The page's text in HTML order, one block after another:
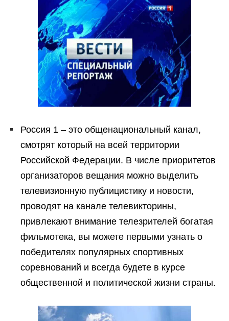
Россия 1 – это общенациональный канал,
смотрят который на всей территории
Российской Федерации. В числе приоритетов
организаторов вещания можно выделить
телевизионную публицистику и новости,
проводят на канале телевикторины,
привлекают внимание телезрителей богатая
фильмотека, вы можете первыми узнать о
победителях популярных спортивных
соревнований и всегда будете в курсе
общественной и политической жизни страны.